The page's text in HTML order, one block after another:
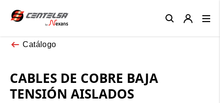
Catálogo
CABLES DE COBRE BAJA
TENSIÓN AISLADOS
Close